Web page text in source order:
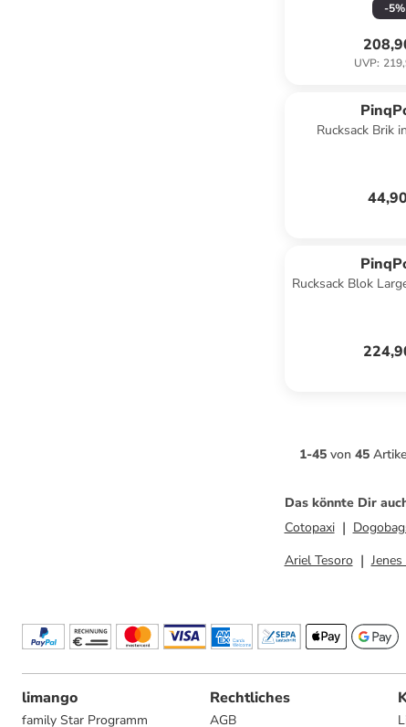
-5%
UVP:
Rucksack Brik
Rucksack Blok
1-45 von 45
Das könnte Dir
Cotopaxi
Ariel Tesoro
limango
family Star Programm
Rechtliches
AGB